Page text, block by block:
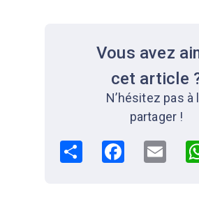
Vous avez
cet article
N’hésitez pas à
partager !
Share Facebook Email